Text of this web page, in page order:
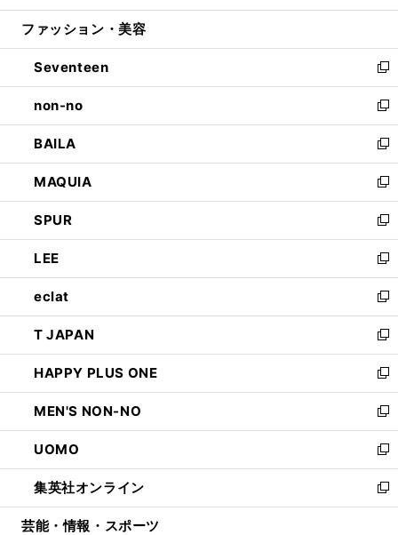
開
ウ
開
く
ン
ウ
で
開
く
ウ
ン
ド
ウ
で
開
く
ファッション・美容
Seventeen
新
し
い
ウ
ィ
ン
ド
ウ
で
開
く
non-no
新
し
い
ウ
ィ
ン
ド
ウ
で
開
く
BAILA
新
し
い
ウ
ィ
ン
ド
ウ
で
開
く
MAQUIA
新
し
い
ウ
ィ
ン
ド
ウ
で
開
く
SPUR
新
し
い
ウ
ィ
ン
ド
ウ
で
開
く
LEE
新
し
い
ウ
ィ
ン
ド
ウ
で
開
く
eclat
新
し
い
ウ
ィ
ン
ド
ウ
で
開
く
T JAPAN
新
し
い
ウ
ィ
ン
ド
ウ
で
開
HAPPY PLUS ONE
新
し
い
ウ
ィ
ン
ド
ウ
MEN'S NON-NO
新
し
い
ウ
ィ
ン
UOMO
新
し
い
ウ
集英社オンライン
新
し
芸能・情報・スポーツ